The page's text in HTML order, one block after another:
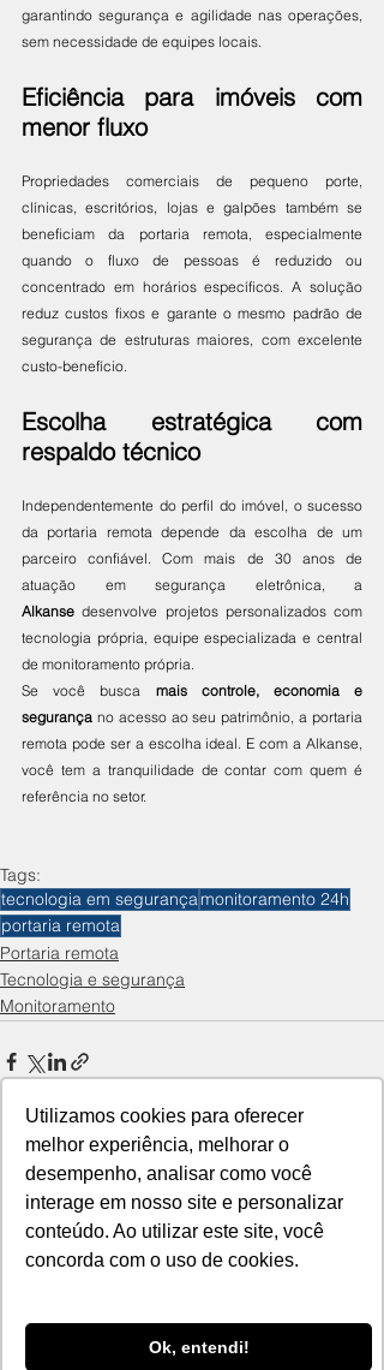
Utilizamos cookies para oferecer
melhor experiência, melhorar o
desempenho, analisar como você
interage em nosso site e personalizar
conteúdo. Ao utilizar este site, você
concorda com o uso de cookies.
Ok, entendi!
garantindo segurança e agilidade nas operações,
sem necessidade de equipes locais.
Eficiência para imóveis com
menor fluxo
Propriedades comerciais de pequeno porte,
clínicas, escritórios, lojas e galpões também se
beneficiam da portaria remota, especialmente
quando o fluxo de pessoas é reduzido ou
concentrado em horários específicos. A solução
reduz custos fixos e garante o mesmo padrão de
segurança de estruturas maiores, com excelente
custo-benefício.
Escolha estratégica com
respaldo técnico
Independentemente do perfil do imóvel, o sucesso
da portaria remota depende da escolha de um
parceiro confiável. Com mais de 30 anos de
Alkanse desenvolve projetos personalizados com
tecnologia própria, equipe especializada e central
de monitoramento própria.
Se você busca mais controle, economia e
segurança no acesso ao seu patrimônio, a portaria
remota pode ser a escolha ideal. E com a Alkanse,
você tem a tranquilidade de contar com quem é
referência no setor.
Tags:
tecnologia em segurançamonitoramento 24h
portaria remota
Portaria remota
Tecnologia e segurança
Monitoramento
Posts recentes Ver tudo